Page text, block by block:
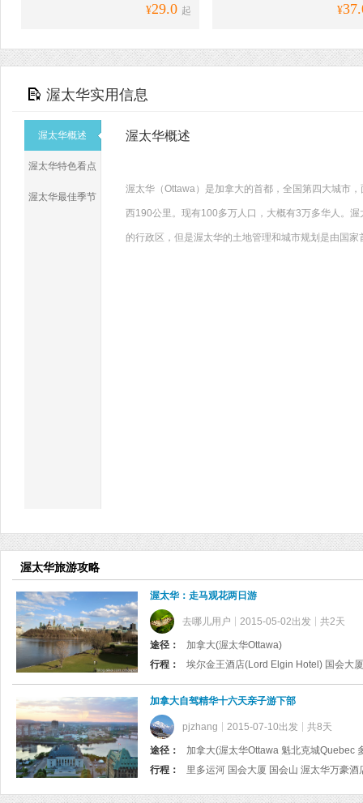
¥29.0 起 ¥
渥太华实用信息
渥太华概述
渥太华特色看点
渥太华最佳季节
渥太华概述
渥太华（Ottawa）是加拿大的首都，全国第四大城市
西190公里。现有100多万人口，大概有3万多华人。
的行政区，但是渥太华的土地管理和城市规划是由国家
渥太华旅游攻略
渥太华：走马观花两日游
去哪儿用户 2015-05-02出发 共2天
途径：
加拿大(渥太华Ottawa)
行程：
加拿大自驾精华十六天亲子游下部
pjzhang 2015-07-10出发 共8天
途径：
加拿大(渥太华Ottawa 魁北克城Quebec
行程：